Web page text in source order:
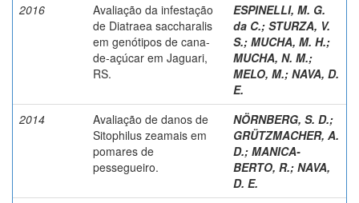
2016
Avaliação da infestação
de Diatraea saccharalis
em genótipos de cana-
de-açúcar em Jaguari,
RS.
ESPINELLI, M. G.
da C.; STURZA, V.
S.; MUCHA, M. H.;
MUCHA, N. M.;
MELO, M.; NAVA, D.
E.
2014
Avaliação de danos de
Sitophilus zeamais em
pomares de
pessegueiro.
NÖRNBERG, S. D.;
GRÜTZMACHER, A.
D.; MANICA-
BERTO, R.; NAVA,
D. E.